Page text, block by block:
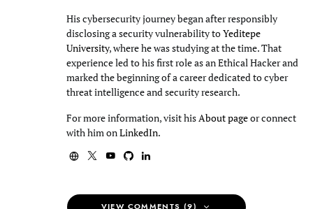
His cybersecurity journey began after responsibly
disclosing a security vulnerability toYeditepe
University, where he was studying at the time. That
experience led to his first role as an Ethical Hacker and
marked the beginning of a career dedicated to cyber
threat intelligence and security research.
For more information, visit his About pageor connect
with him onLinkedIn.
VIEW COMMENTS (9)